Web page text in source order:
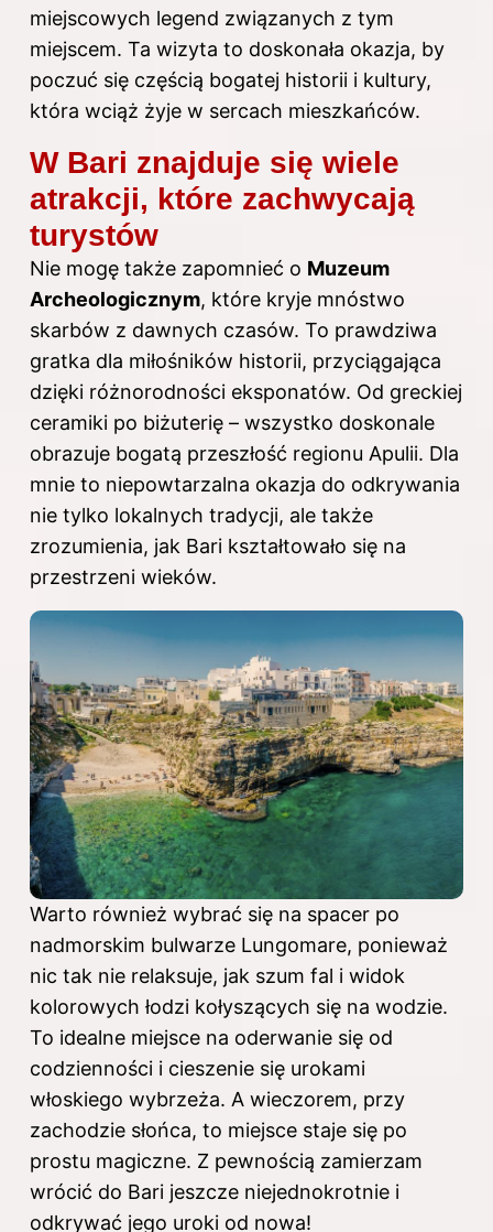
miejscowych legend związanych z tym
miejscem. Ta wizyta to doskonała okazja, by
poczuć się częścią bogatej historii i kultury,
która wciąż żyje w sercach mieszkańców.
W Bari znajduje się wiele
atrakcji, które zachwycają
turystów
Nie mogę także zapomnieć o Muzeum
Archeologicznym, które kryje mnóstwo
skarbów z dawnych czasów. To prawdziwa
gratka dla miłośników historii, przyciągająca
dzięki różnorodności eksponatów. Od greckiej
ceramiki po biżuterię – wszystko doskonale
obrazuje bogatą przeszłość regionu Apulii. Dla
mnie to niepowtarzalna okazja do odkrywania
nie tylko lokalnych tradycji, ale także
zrozumienia, jak Bari kształtowało się na
przestrzeni wieków.
Warto również wybrać się na spacer po
nadmorskim bulwarze Lungomare, ponieważ
nic tak nie relaksuje, jak szum fal i widok
kolorowych łodzi kołyszących się na wodzie.
To idealne miejsce na oderwanie się od
codzienności i cieszenie się urokami
włoskiego wybrzeża. A wieczorem, przy
zachodzie słońca, to miejsce staje się po
prostu magiczne. Z pewnością zamierzam
wrócić do Bari jeszcze niejednokrotnie i
odkrywać jego uroki od nowa!